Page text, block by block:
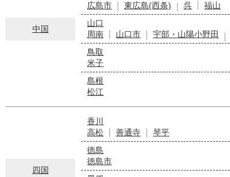
中国
広島市
東広島(西条) 呉
福山
山口
周南
山口市 宇部・山陽小野田
鳥取
米子
島根
松江
四国
香川
高松
善通寺
琴平
徳島
徳島市